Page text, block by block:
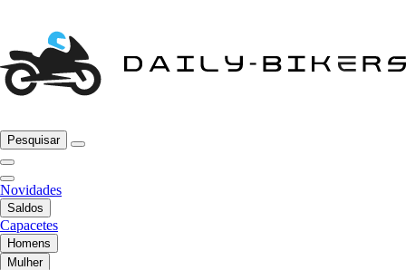
Pesquisar
Novidades
Saldos
Capacetes
Homens
Mulher